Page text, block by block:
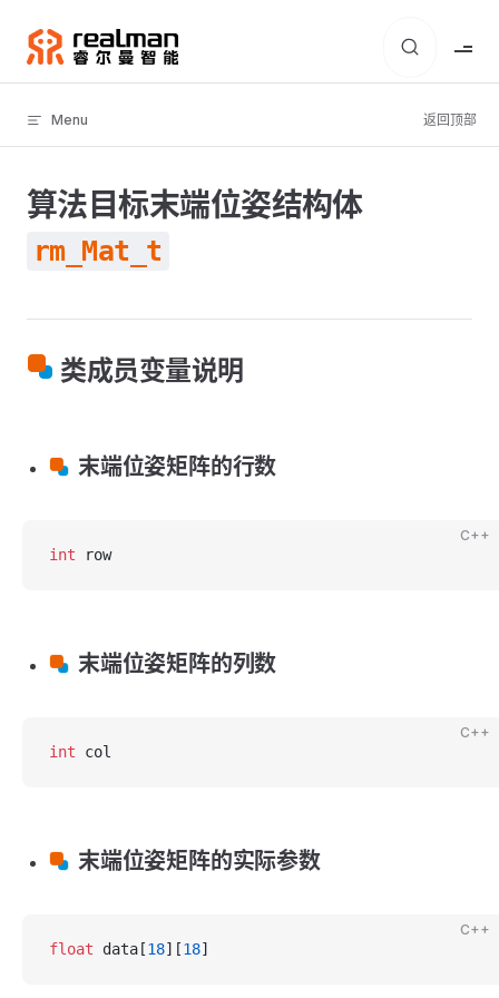
Skip to content
Menu 返回顶部
算法目标末端位姿结构体
rm_Mat_t
类成员变量说明
末端位姿矩阵的行数
C++
int row
末端位姿矩阵的列数
C++
int col
末端位姿矩阵的实际参数
C++
float data[18][18]